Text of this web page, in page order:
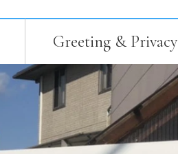
Greeting & Privacy